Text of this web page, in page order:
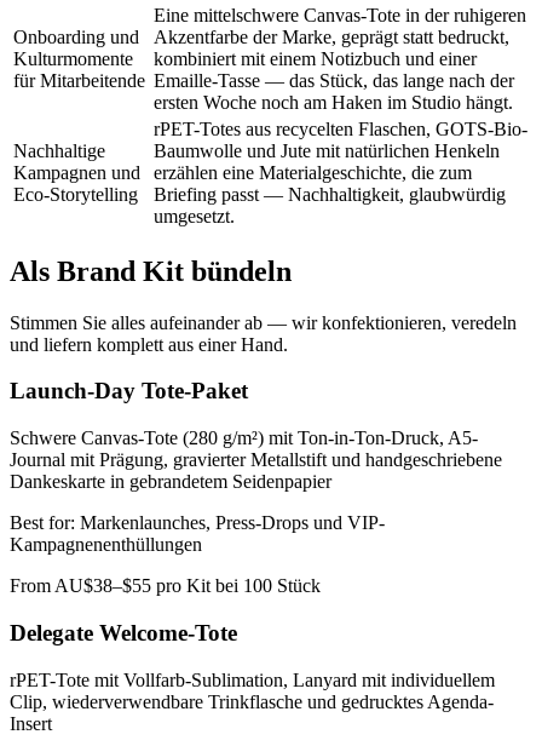
Onboarding und
Kulturmomente
für Mitarbeitende
Eine mittelschwere Canvas-Tote in der ruhigeren
Akzentfarbe der Marke, geprägt statt bedruckt,
kombiniert mit einem Notizbuch und einer
Emaille-Tasse — das Stück, das lange nach der
ersten Woche noch am Haken im Studio hängt.
Nachhaltige
Kampagnen und
Eco-Storytelling
rPET-Totes aus recycelten Flaschen, GOTS-Bio-
Baumwolle und Jute mit natürlichen Henkeln
erzählen eine Materialgeschichte, die zum
Briefing passt — Nachhaltigkeit, glaubwürdig
umgesetzt.
Als Brand Kit bündeln
Stimmen Sie alles aufeinander ab — wir konfektionieren, veredeln
und liefern komplett aus einer Hand.
Launch-Day Tote-Paket
Schwere Canvas-Tote (280 g/m²) mit Ton-in-Ton-Druck, A5-
Journal mit Prägung, gravierter Metallstift und handgeschriebene
Dankeskarte in gebrandetem Seidenpapier
Best for: Markenlaunches, Press-Drops und VIP-
Kampagnenenthüllungen
From AU$38–$55 pro Kit bei 100 Stück
Delegate Welcome-Tote
rPET-Tote mit Vollfarb-Sublimation, Lanyard mit individuellem
Clip, wiederverwendbare Trinkflasche und gedrucktes Agenda-
Insert